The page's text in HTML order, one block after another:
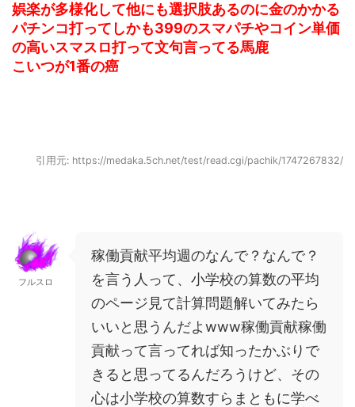
娯楽が多様化して他にも選択肢あるのに金のかかる
パチンコ打ってしかも399のスマパチやコイン単価
の高いスマスロ打って文句言ってる馬鹿
こいつが1番の癌
引用元: https://medaka.5ch.net/test/read.cgi/pachik/1747267832/
フルスロ
稼働貢献平均週のなんで？なんで？
を言う人って、小学校の算数の平均
のページ見て計算問題解いてみたら
いいと思うんだよwww稼働貢献稼働
貢献って言ってれば知ったかぶりで
きると思ってるんだろうけど、その
心は小学校の算数すらまともに学べ